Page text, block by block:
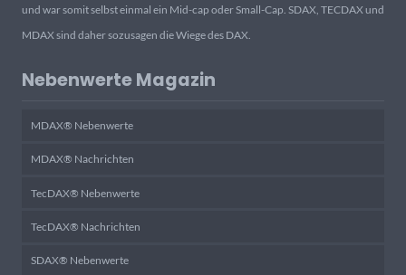
und war somit selbst einmal ein Mid-cap oder Small-Cap. SDAX, TECDAX und
MDAX sind daher sozusagen die Wiege des DAX.
Nebenwerte Magazin
MDAX® Nebenwerte
MDAX® Nachrichten
TecDAX® Nebenwerte
TecDAX® Nachrichten
SDAX® Nebenwerte